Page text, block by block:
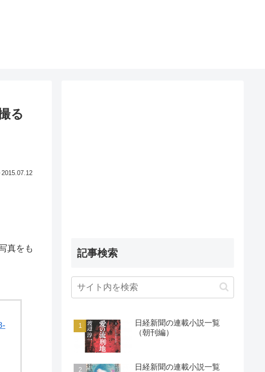
る
2015.07.12
真をも
記事検索
日経新聞の連載小説一覧
（朝刊編）
日経新聞の連載小説一覧